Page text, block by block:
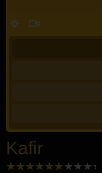
Kafir